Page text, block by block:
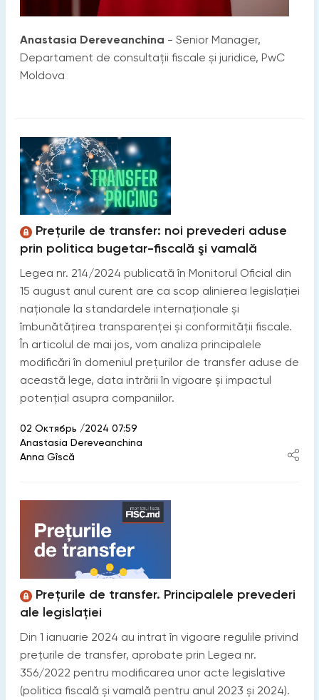
Anastasia Dereveanchina - Senior Manager,
Departament de consultații fiscale și juridice, PwC
Moldova
Prețurile de transfer: noi prevederi aduse
prin politica bugetar-fiscală şi vamală
Legea nr. 214/2024 publicată în Monitorul Oficial din
15 august anul curent are ca scop alinierea legislației
naționale la standardele internaționale și
îmbunătățirea transparenței și conformității fiscale.
În articolul de mai jos, vom analiza principalele
modificări în domeniul prețurilor de transfer aduse de
această lege, data intrării în vigoare și impactul
potențial asupra companiilor.
02 Октябрь /2024 07:59
Anastasia Dereveanchina
Anna Gîscă
Prețurile de transfer. Principalele prevederi
ale legislației
Din 1 ianuarie 2024 au intrat în vigoare regulile privind
prețurile de transfer, aprobate prin Legea nr.
356/2022 pentru modificarea unor acte legislative
(politica fiscală și vamală pentru anul 2023 și 2024).